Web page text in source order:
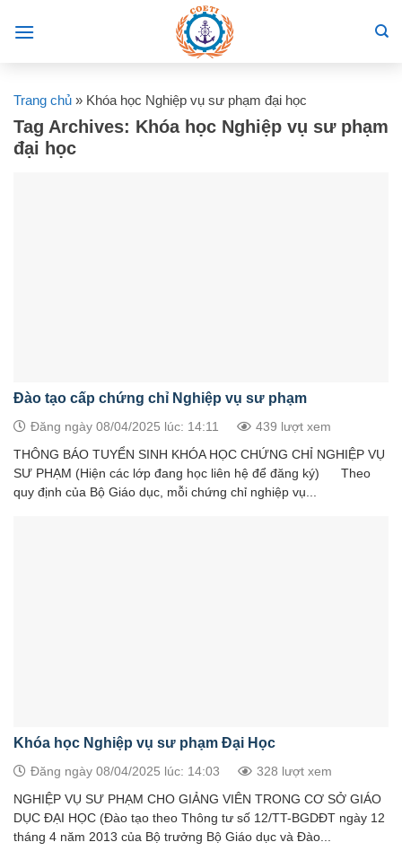
Trang chủ » Khóa học Nghiệp vụ sư phạm đại học
Tag Archives: Khóa học Nghiệp vụ sư phạm
đại học
Đào tạo cấp chứng chỉ Nghiệp vụ sư phạm
Đăng ngày 08/04/2025 lúc: 14:11 439 lượt xem
THÔNG BÁO TUYỂN SINH KHÓA HỌC CHỨNG CHỈ NGHIỆP VỤ
SƯ PHẠM (Hiện các lớp đang học liên hệ để đăng ký) Theo
quy định của Bộ Giáo dục, mỗi chứng chỉ nghiệp vụ...
Khóa học Nghiệp vụ sư phạm Đại Học
Đăng ngày 08/04/2025 lúc: 14:03 328 lượt xem
NGHIỆP VỤ SƯ PHẠM CHO GIẢNG VIÊN TRONG CƠ SỞ GIÁO
DỤC ĐẠI HỌC (Đào tạo theo Thông tư số 12/TT-BGDĐT ngày 12
tháng 4 năm 2013 của Bộ trưởng Bộ Giáo dục và Đào...